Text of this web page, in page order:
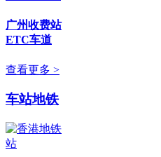
广州收费站
ETC车道
查看更多 >
车站地铁